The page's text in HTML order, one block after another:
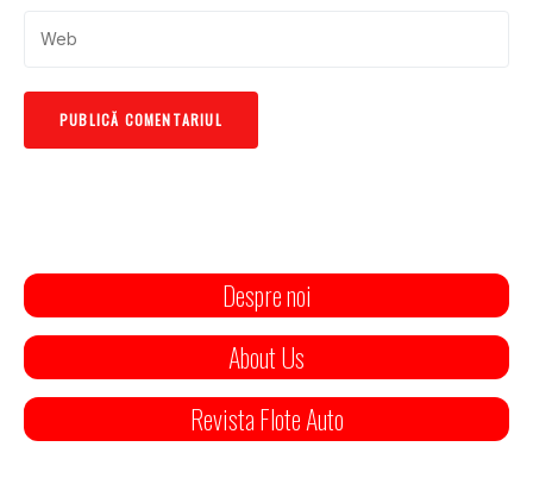
Despre noi
About Us
Revista Flote Auto